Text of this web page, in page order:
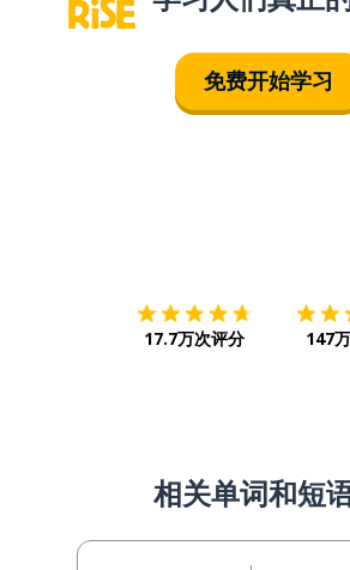
免费开始学习
17.7万次评分 147
相关单词和短